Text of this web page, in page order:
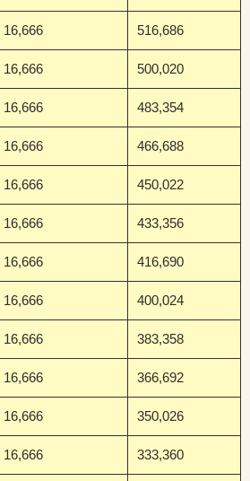
16,666 516,686
16,666 500,020
16,666 483,354
16,666 466,688
16,666 450,022
16,666 433,356
16,666 416,690
16,666 400,024
16,666 383,358
16,666 366,692
16,666 350,026
16,666 333,360